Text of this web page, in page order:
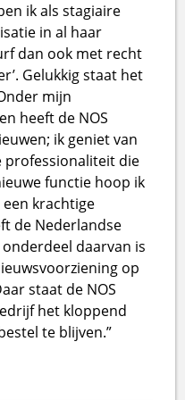
ik als stagiaire
in al haar
dan ook met recht
Gelukkig staat het
mijn
heeft de NOS
ik geniet van
professionaliteit die
functie hoop ik
krachtige
de Nederlandse
daarvan is
op
staat de NOS
het kloppend
te blijven.”